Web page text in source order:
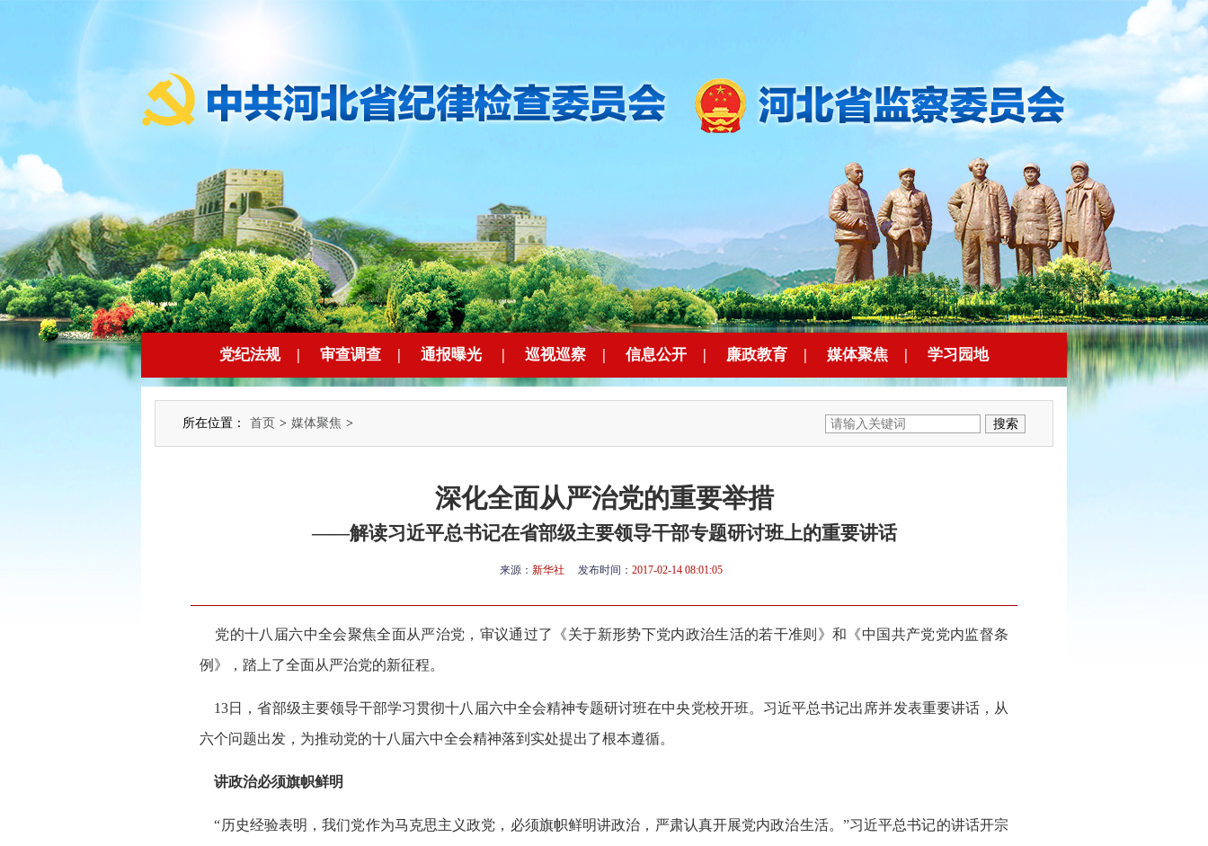
党纪法规 | 审查调查 | 通报曝光 | 巡视巡察 | 信息公开 | 廉政教育 | 媒体聚焦 | 学习园地
所在位置： 首页 > 媒体聚焦 >
深化全面从严治党的重要举措
——解读习近平总书记在省部级主要领导干部专题研讨班上的重要讲话
来源： 新华社 发布时间： 2017-02-14 08:01:05
党的十八届六中全会聚焦全面从严治党，审议通过了《关于新形势下党内政治生活的若干准则》和《中国共产党党内监督条
例》，踏上了全面从严治党的新征程。
13日，省部级主要领导干部学习贯彻十八届六中全会精神专题研讨班在中央党校开班。习近平总书记出席并发表重要讲话，从
六个问题出发，为推动党的十八届六中全会精神落到实处提出了根本遵循。
讲政治必须旗帜鲜明
“历史经验表明，我们党作为马克思主义政党，必须旗帜鲜明讲政治，严肃认真开展党内政治生活。”习近平总书记的讲话开宗